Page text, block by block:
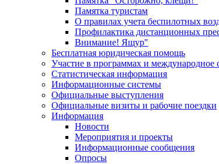
Памятка туристам
О правилах учета беспилотных
Профилактика дистанционных
Внимание! Ящур"
Бесплатная юридическая помощь
Участие в программах и международное
Статистическая информация
Информационные системы
Официальные выступления
Официальные визиты и рабочие поездки
Информация
Новости
Мероприятия и проекты
Информационные сообщения
Опросы